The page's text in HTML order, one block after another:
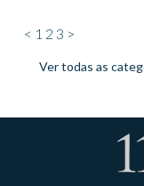
< 1 2 3 >
Ver todas as